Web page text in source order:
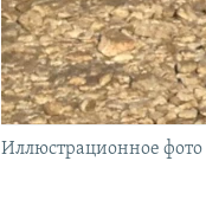
Иллюстрационное фото